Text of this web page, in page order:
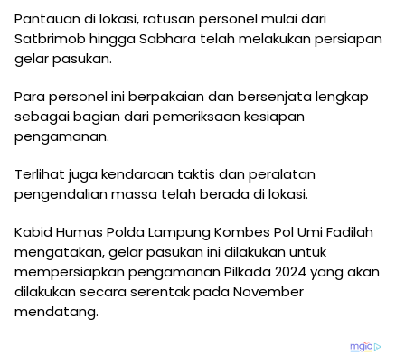
Pantauan di lokasi, ratusan personel mulai dari
Satbrimob hingga Sabhara telah melakukan persiapan
gelar pasukan.
Para personel ini berpakaian dan bersenjata lengkap
sebagai bagian dari pemeriksaan kesiapan
pengamanan.
Terlihat juga kendaraan taktis dan peralatan
pengendalian massa telah berada di lokasi.
Kabid Humas Polda Lampung Kombes Pol Umi Fadilah
mengatakan, gelar pasukan ini dilakukan untuk
mempersiapkan pengamanan Pilkada 2024 yang akan
dilakukan secara serentak pada November
mendatang.